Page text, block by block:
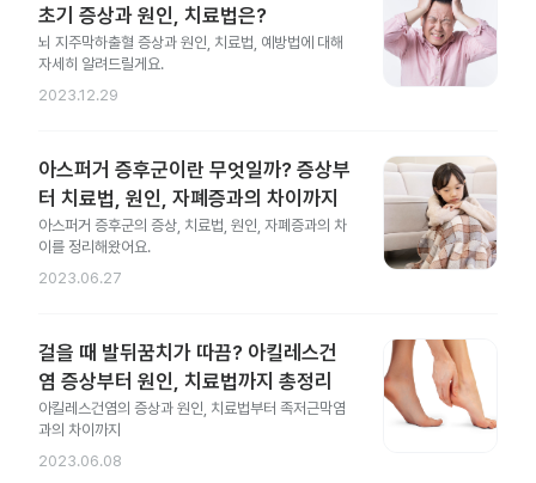
초기 증상과 원인, 치료법은?
뇌 지주막하출혈 증상과 원인, 치료법, 예방법에 대해
자세히 알려드릴게요.
2023.12.29
아스퍼거 증후군이란 무엇일까? 증상부
터 치료법, 원인, 자폐증과의 차이까지
아스퍼거 증후군의 증상, 치료법, 원인, 자폐증과의 차
이를 정리해왔어요.
2023.06.27
걸을 때 발뒤꿈치가 따끔? 아킬레스건
염 증상부터 원인, 치료법까지 총정리
아킬레스건염의 증상과 원인, 치료법부터 족저근막염
과의 차이까지
2023.06.08